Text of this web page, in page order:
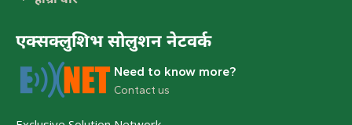
हेटौंडा अनलाईन
हेटौंडा अनलाईन
एक्सक्लुशिभ सोलुशन नेटवर्क
Need to know more?
Contact us